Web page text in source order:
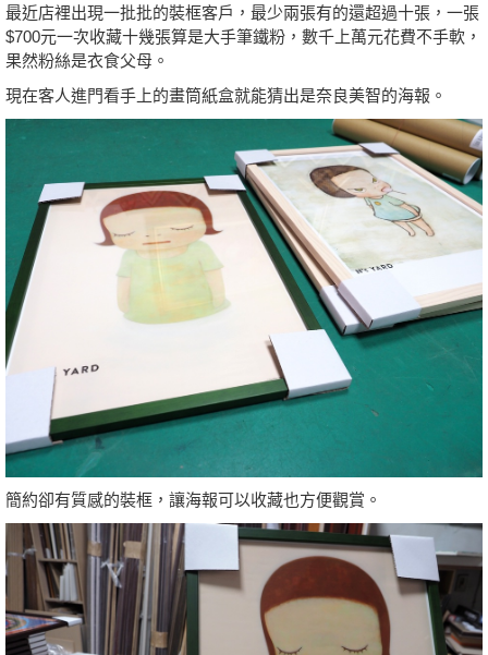
最近店裡出現一批批的裝框客戶，最少兩張有的還超過十張，一張
$700元一次收藏十幾張算是大手筆鐵粉，數千上萬元花費不手軟，
果然粉絲是衣食父母。
現在客人進門看手上的畫筒紙盒就能猜出是奈良美智的海報。
簡約卻有質感的裝框，讓海報可以收藏也方便觀賞。